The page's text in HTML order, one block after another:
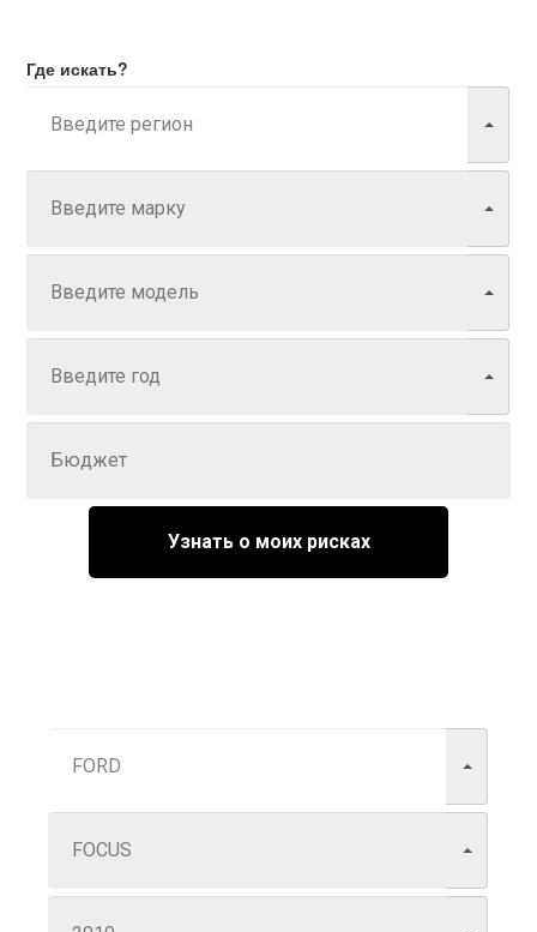
Где искать?
Узнать о моих рисках